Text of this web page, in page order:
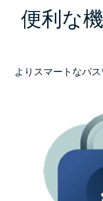
便利な
よりスマートなパ